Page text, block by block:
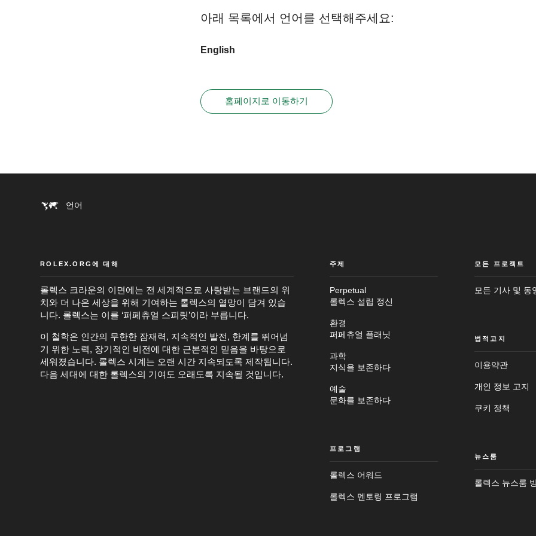
아래 목록에서 언어를 선택해주세요:
English
홈페이지로 이동하기
언어
ROLEX.ORG에 대해
롤렉스 크라운의 이면에는 전 세계적으로 사랑받는 브랜드의 위
치와 더 나은 세상을 위해 기여하는 롤렉스의 열망이 담겨 있습
니다. 롤렉스는 이를 ‘퍼페츄얼 스피릿’이라 부릅니다.
이 철학은 인간의 무한한 잠재력, 지속적인 발전, 한계를 뛰어넘
기 위한 노력, 장기적인 비전에 대한 근본적인 믿음을 바탕으로
세워졌습니다. 롤렉스 시계는 오랜 시간 지속되도록 제작됩니다.
다음 세대에 대한 롤렉스의 기여도 오래도록 지속될 것입니다.
주제
Perpetual
롤렉스 설립 정신
환경
퍼페츄얼 플래닛
과학
지식을 보존하다
예술
문화를 보존하다
프로그램
롤렉스 어워드
롤렉스 멘토링 프로그램
모든 프로젝트
모든 기사 및 동
법적고지
이용약관
개인 정보 고지
쿠키 정책
뉴스룸
롤렉스 뉴스룸